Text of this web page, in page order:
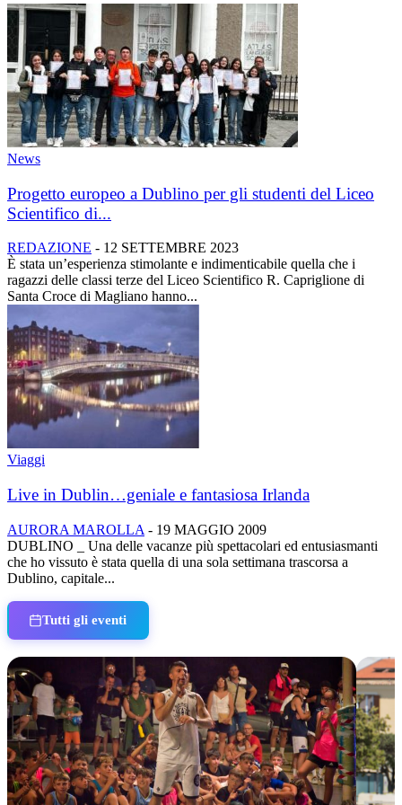
News
Progetto europeo a Dublino per gli studenti del Liceo
Scientifico di...
REDAZIONE - 12 SETTEMBRE 2023
È stata un’esperienza stimolante e indimenticabile quella che i
ragazzi delle classi terze del Liceo Scientifico R. Capriglione di
Santa Croce di Magliano hanno...
Viaggi
Live in Dublin…geniale e fantasiosa Irlanda
AURORA MAROLLA - 19 MAGGIO 2009
DUBLINO _ Una delle vacanze più spettacolari ed entusiasmanti
che ho vissuto è stata quella di una sola settimana trascorsa a
Dublino, capitale...
Tutti gli eventi